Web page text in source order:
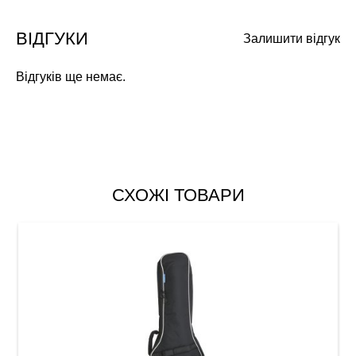
Залишити відгук
ВІДГУКИ
Відгуків ще немає.
СХОЖІ ТОВАРИ